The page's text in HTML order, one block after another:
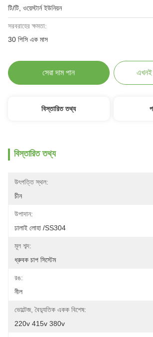
টি/টি, ওয়েস্টার্ন ইউনিয়ন
সরবরাহের ক্ষমতা:
30 পিসি এক মাস
সেরা দাম পান
বিস্তারিত তথ্য
বিস্তারিত তথ্য
উৎপত্তি স্থল:
চীন
উপাদান:
ঢালাই লোহা /SS304
মূল শব্দ:
ধ্রুবক চাপ সিস্টেম
রঙ:
নীল
ভোল্টেজ, বৈদ্যুতিক একক বিশেষ:
220v 415v 380v